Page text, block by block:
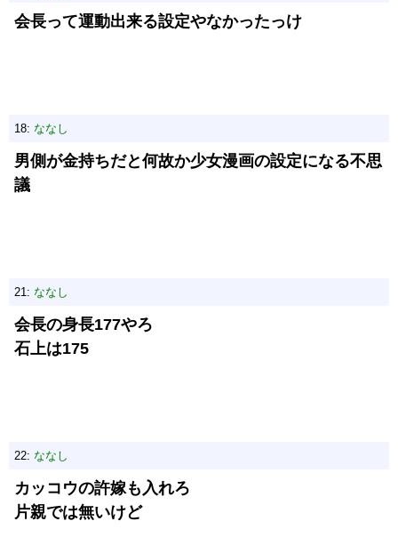
会長って運動出来る設定やなかったっけ
18: ななし
男側が金持ちだと何故か少女漫画の設定になる不思
議
21: ななし
会長の身長177やろ
石上は175
22: ななし
カッコウの許嫁も入れろ
片親では無いけど